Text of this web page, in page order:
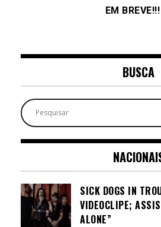
EM BREVE!!!
BUSCA
SICK DOGS IN
VIDEOCLIPE;
ALONE”